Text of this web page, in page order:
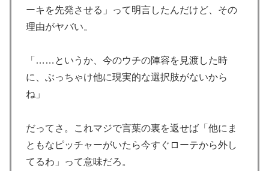
海外「日本のこの場所は現実とは思えないレベルで美し
い…！」外国人が感動する日本の景色とは・・・？【海
外国人「日本の未来は安泰だ」16歳MF三井寺眞、衝撃
ゴール！久保建英超え歴代2位の記録！3得点に絡む活躍
で海外絶賛！【海外の反応】
支持を表明「隠す気もないんだなｗ」
▶
【海外の反応】“新タナスコ”のディアスが地雷すぎる件
「大谷と山本だけしかまともな契約がない…」
ーキを先発させる」って明言したんだけど、その
理由がヤバい。
「……というか、今のウチの陣容を見渡した時
に、ぶっちゃけ他に現実的な選択肢がないから
ね」
だってさ。これマジで言葉の裏を返せば「他にま
ともなピッチャーがいたら今すぐローテから外し
てるわ」って意味だろ。